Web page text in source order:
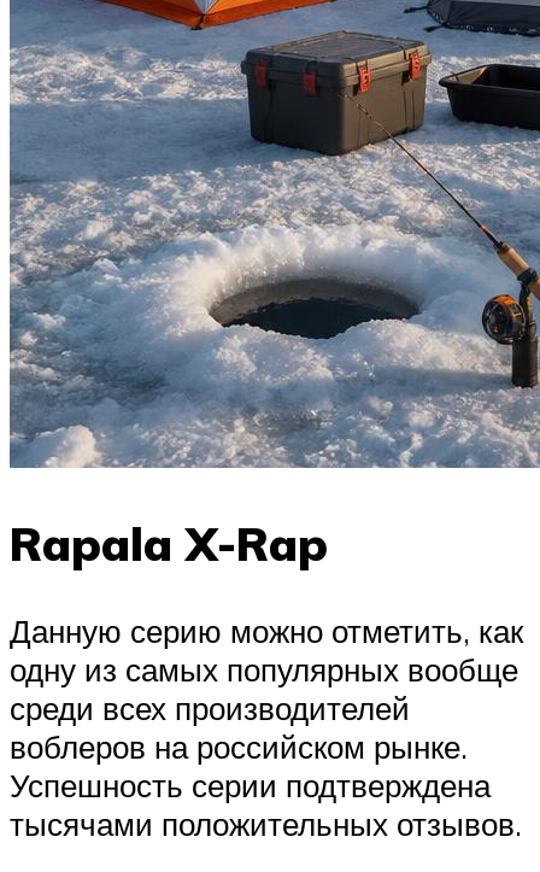
Rapala X-Rap
Данную серию можно отметить, как
одну из самых популярных вообще
среди всех производителей
воблеров на российском рынке.
Успешность серии подтверждена
тысячами положительных отзывов.